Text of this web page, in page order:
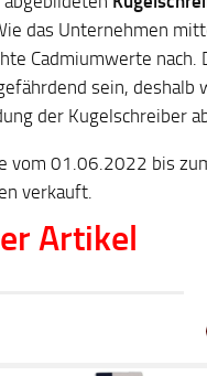
das Unternehmen
Cadmiumwerte nach.
sein, deshalb
der Kugelschreiber
vom 01.06.2022 bis
verkauft.
Artikel